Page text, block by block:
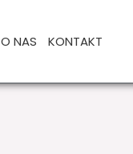
O NAS KONTAKT